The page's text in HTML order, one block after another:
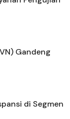
Gandeng
di Segmen